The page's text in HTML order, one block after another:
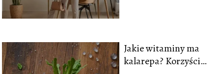
Jakie witaminy ma
kalarepa? Korzyści